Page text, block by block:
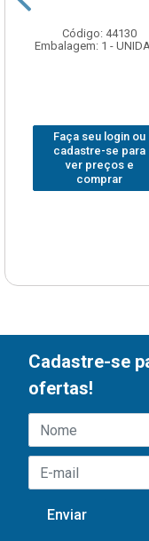
Código: 44130
Embalagem: 1 -
Faça seu login ou
cadastre-se para
ver preços e
comprar
Cadastre-se
ofertas!